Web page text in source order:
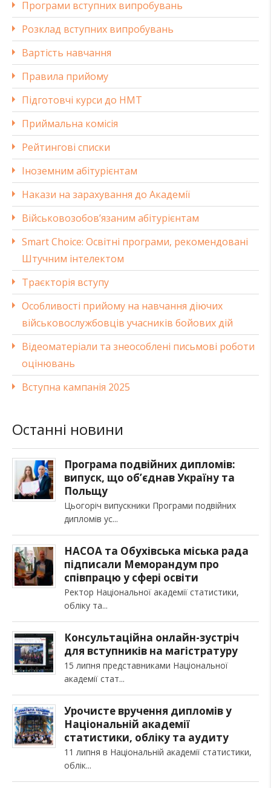
Програми вступних випробувань
Розклад вступних випробувань
Вартість навчання
Правила прийому
Підготовчі курси до НМТ
Приймальна комісія
Рейтингові списки
Іноземним абітурієнтам
Накази на зарахування до Академії
Військовозобов’язаним абітурієнтам
Smart Choice: Освітні програми, рекомендовані
Штучним інтелектом
Траєкторія вступу
Особливості прийому на навчання діючих
військовослужбовців учасників бойових дій
Відеоматеріали та знеособлені письмові роботи
оцінювань
Вступна кампанія 2025
Останні новини
Програма подвійних дипломів:
випуск, що об’єднав Україну та
Польщу
Цьогоріч випускники Програми подвійних
дипломів ус
НАСОА та Обухівська міська рада
підписали Меморандум про
співпрацю у сфері освіти
Ректор Національної академії статистики,
обліку та
Консультаційна онлайн-зустріч
для вступників на магістратуру
15 липня представниками Національної
академії стат
Урочисте вручення дипломів у
Національній академії
статистики, обліку та аудиту
11 липня в Національній академії статистики,
облік